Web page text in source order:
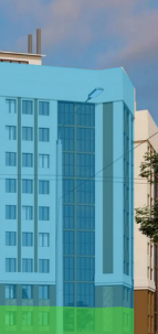
3-
79.4 м²
ЖК Чайковский
Дом
ЖК Чайковский
Этаж
2/17
Цена со скидкой *
8 402 505 ₽
9 885 300 ₽
* Скидки
разделом